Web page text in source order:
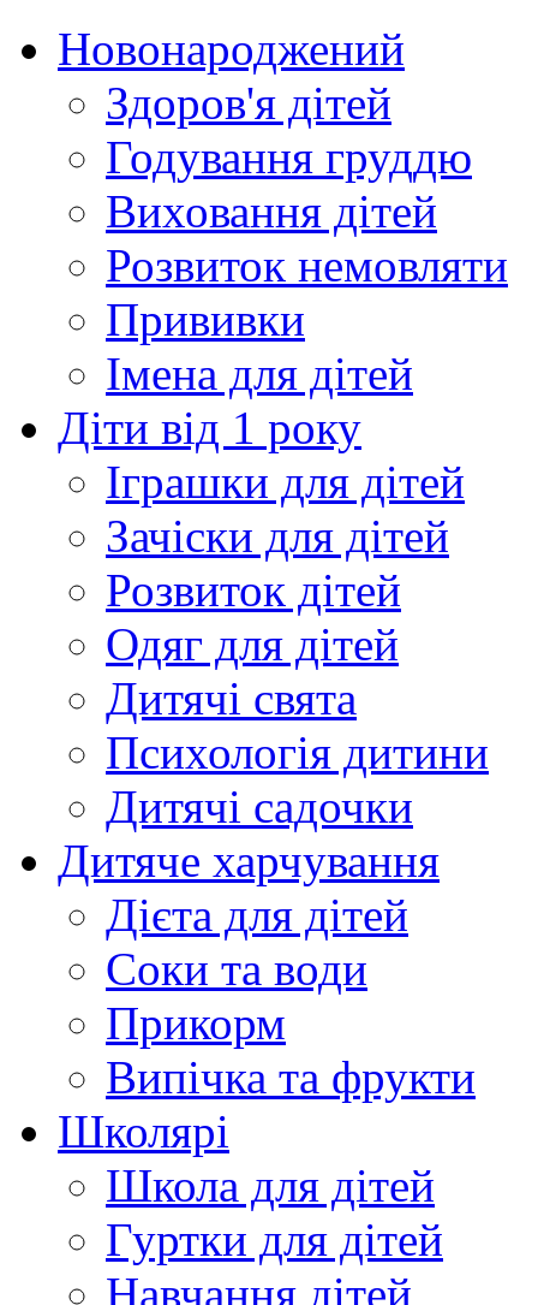
Новонароджений
Здоров'я дітей
Годування груддю
Виховання дітей
Розвиток немовляти
Прививки
Імена для дітей
Діти від 1 року
Іграшки для дітей
Зачіски для дітей
Розвиток дітей
Одяг для дітей
Дитячі свята
Психологія дитини
Дитячі садочки
Дитяче харчування
Дієта для дітей
Соки та води
Прикорм
Випічка та фрукти
Школярі
Школа для дітей
Гуртки для дітей
Навчання дітей